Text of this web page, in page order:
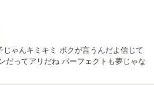
ゃんキミキミ ボクが言うんだよ信じて
だってアリだね パーフェクトも夢じゃな